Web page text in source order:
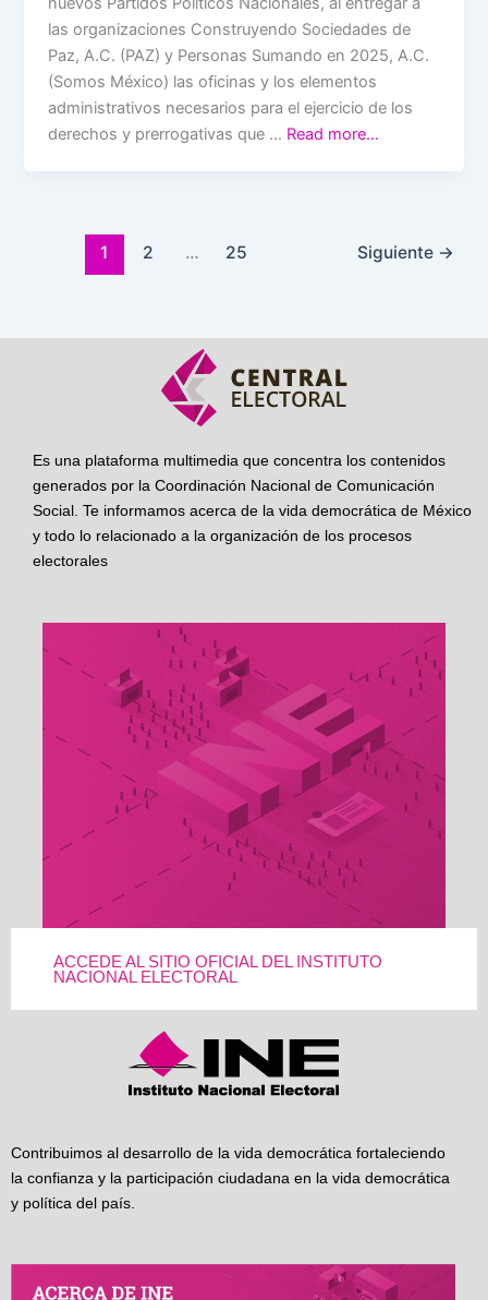
las organizaciones Construyendo Sociedades de
Paz, A.C. (PAZ) y Personas Sumando en 2025, A.C.
(Somos México) las oficinas y los elementos
administrativos necesarios para el ejercicio de los
derechos y prerrogativas que … Read more…
1 2 … 25 Siguiente →
Es una plataforma multimedia que concentra los contenidos
generados por la Coordinación Nacional de Comunicación
Social. Te informamos acerca de la vida democrática de México
y todo lo relacionado a la organización de los procesos
electorales
ACCEDE AL SITIO OFICIAL DEL INSTITUTO
NACIONAL ELECTORAL
Contribuimos al desarrollo de la vida democrática fortaleciendo
la confianza y la participación ciudadana en la vida democrática
y política del país.